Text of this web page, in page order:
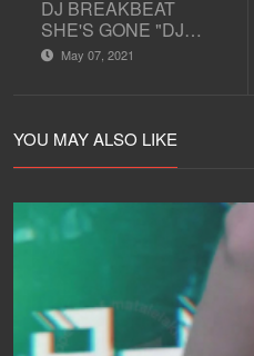
DJ BREAKBEAT
SHE'S GONE "DJ
GOPUBLIC" - LIVE
May 07, 2021
YOU MAY ALSO LIKE